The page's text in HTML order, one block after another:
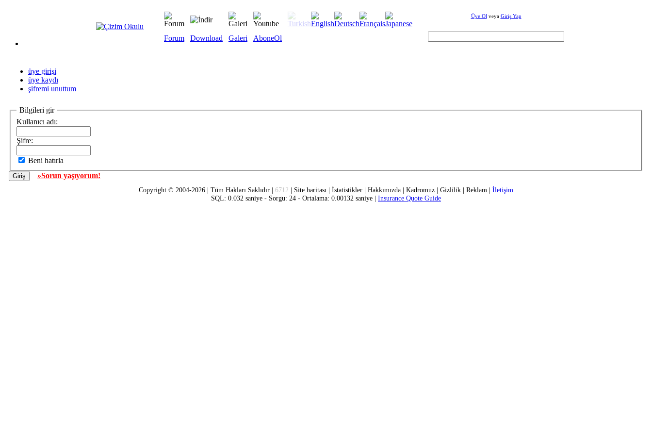
Forum Download Galeri AboneOl
Üye Ol veya Giriş Yap
üye girişi
üye kaydı
şifremi unuttum
Bilgileri gir
Kullanıcı adı:
Şifre:
Beni hatırla
»Sorun yaşıyorum!
Copyright © 2004-2026 | Tüm Hakları Saklıdır | 6712 | Site haritası | İstatistikler | Hakkımızda | Kadromuz | Gizlilik | Reklam | İletişim
SQL: 0.032 saniye - Sorgu: 24 - Ortalama: 0.00132 saniye | Insurance Quote Guide